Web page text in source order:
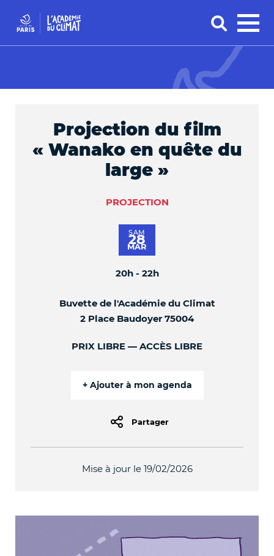
Projection du film
« Wanako en quête du
large »
PROJECTION
SAM
28
MAR
20h - 22h
Buvette de l'Académie du Climat
2 Place Baudoyer 75004
PRIX LIBRE ACCÈS LIBRE
Partager
Mise à jour le 19/02/2026